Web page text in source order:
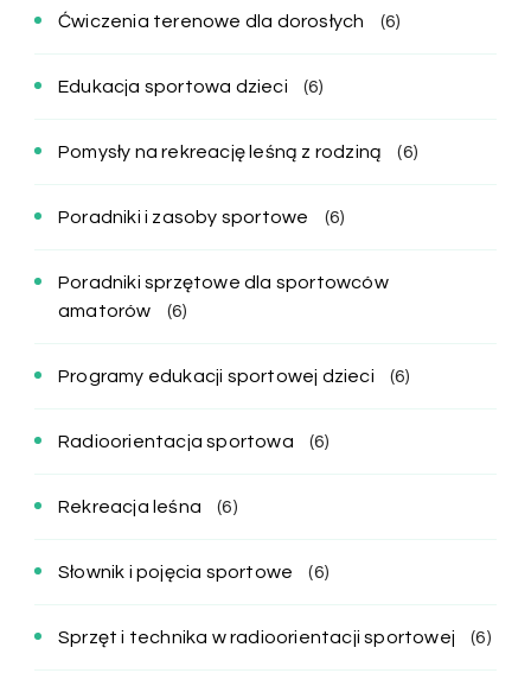
Ćwiczenia terenowe dla dorosłych (6)
Edukacja sportowa dzieci (6)
Pomysły na rekreację leśną z rodziną (6)
Poradniki i zasoby sportowe (6)
Poradniki sprzętowe dla sportowców
amatorów
(6)
Programy edukacji sportowej dzieci (6)
Radioorientacja sportowa (6)
Rekreacja leśna (6)
Słownik i pojęcia sportowe (6)
Sprzęt i technika w radioorientacji sportowej (6)